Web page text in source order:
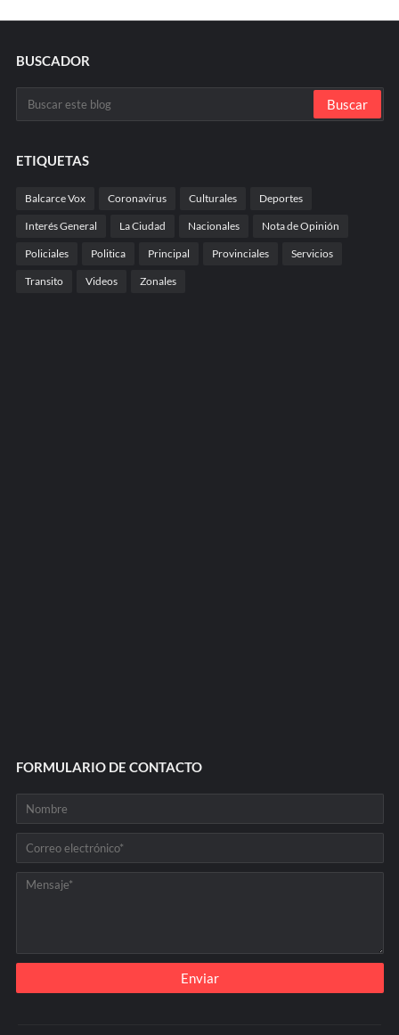
BUSCADOR
ETIQUETAS
Balcarce Vox Coronavirus Culturales Deportes
Interés General La Ciudad Nacionales Nota de Opinión
Policiales Politica Principal Provinciales Servicios
Transito Videos Zonales
FORMULARIO DE CONTACTO